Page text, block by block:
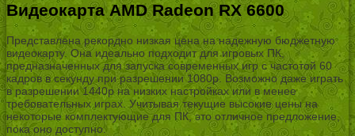
Видеокарта AMD Radeon RX 6600
Представлена рекордно низкая цена на надежную бюджетную
видеокарту. Она идеально подходит для игровых ПК,
предназначенных для запуска современных игр с частотой 60
кадров в секунду при разрешении 1080p. Возможно даже играть
в разрешении 1440p на низких настройках или в менее
требовательных играх. Учитывая текущие высокие цены на
некоторые комплектующие для ПК, это отличное предложение,
пока оно доступно.